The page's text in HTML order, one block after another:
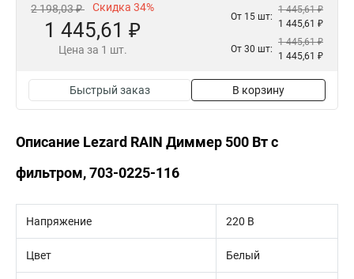
2 198,03 ₽ Скидка 34%
1 445,61 ₽
Цена за 1 шт.
От 15 шт:
1 445,61 ₽
1 445,61 ₽
От 30 шт:
1 445,61 ₽
1 445,61 ₽
Быстрый заказ В корзину
Описание Lezard RAIN Диммер 500 Вт с
фильтром, 703-0225-116
Напряжение 220 В
Цвет Белый